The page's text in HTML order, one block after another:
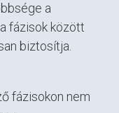
a
fázisok között
biztosítja.
fázisokon nem